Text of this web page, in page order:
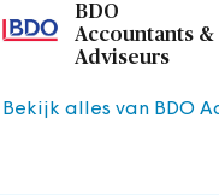
BDO
Accountants &
Adviseurs
Bekijk alles van BDO